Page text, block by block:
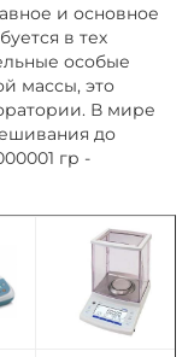
и основное
в тех
особые
массы, это
В мире
до
гр -